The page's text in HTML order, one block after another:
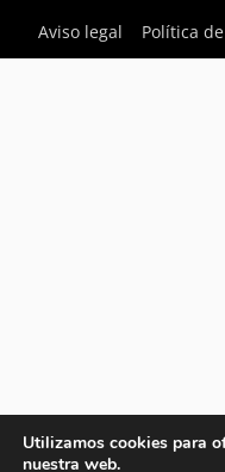
Aviso legal
Política
Utilizamos cookies para
nuestra web.